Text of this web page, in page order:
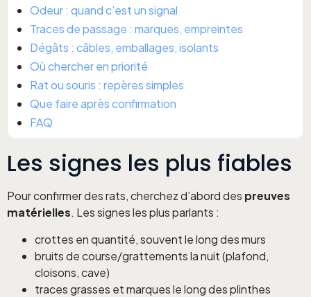
Odeur : quand c’est un signal
Traces de passage : marques, empreintes
Dégâts : câbles, emballages, isolants
Où chercher en priorité
Rat ou souris : repères simples
Que faire après confirmation
FAQ
Les signes les plus fiables
Pour confirmer des rats, cherchez d’abord des preuves
matérielles. Les signes les plus parlants :
crottes en quantité, souvent le long des murs
bruits de course/grattements la nuit (plafond,
cloisons, cave)
traces grasses et marques le long des plinthes